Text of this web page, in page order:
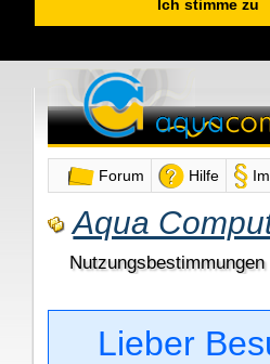
Ich stimme zu
Forum Hilfe
Aqua
Nutzungsbestimmungen
Lieber